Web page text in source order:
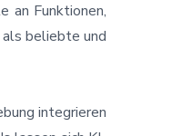
an Funktionen,
beliebte und
integrieren